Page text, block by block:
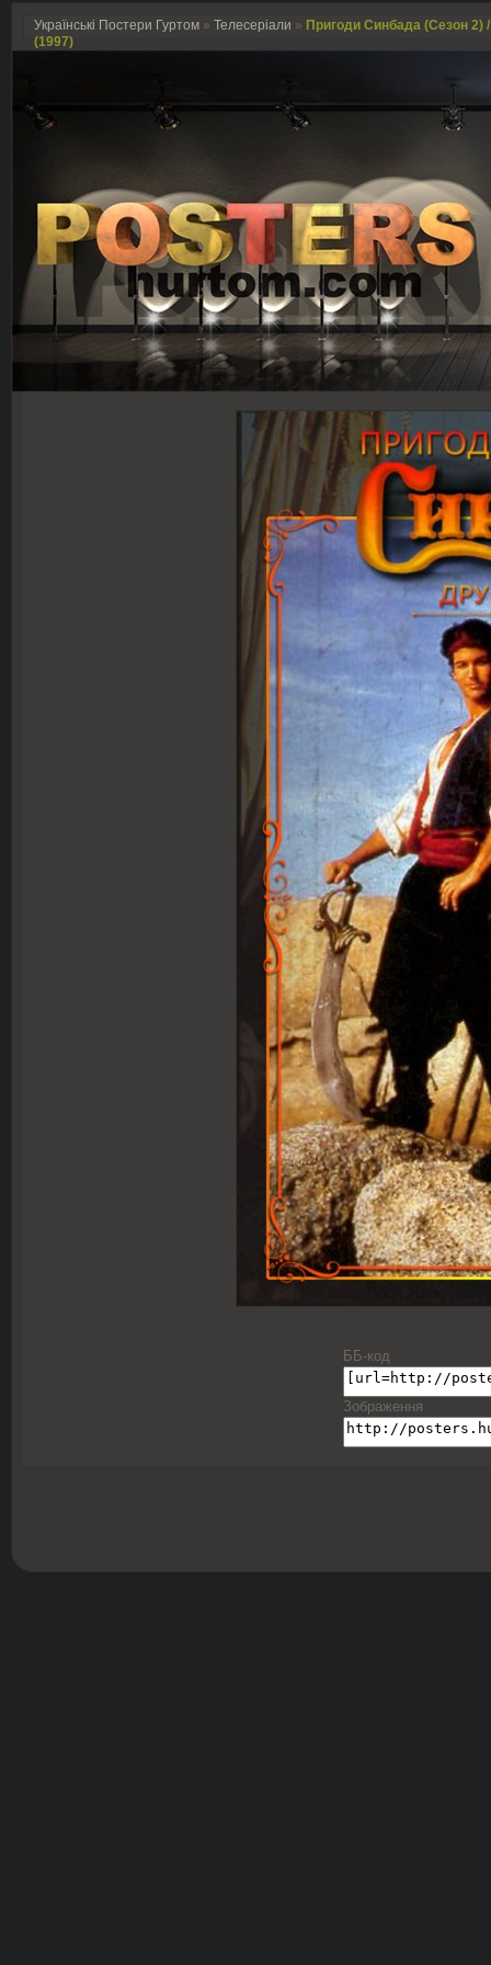
Українські Постери Гуртом » Телесеріали » Пригоди Синбада (Сезон 2)
(1997)
ББ-код
Зображення